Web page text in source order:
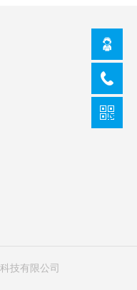
技有限公司